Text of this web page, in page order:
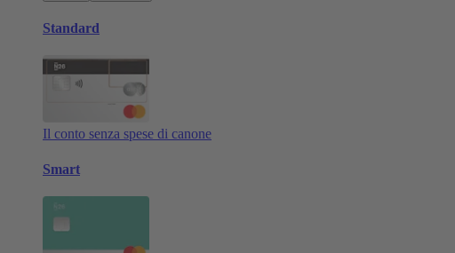
Standard
Il conto senza spese di canone
Smart